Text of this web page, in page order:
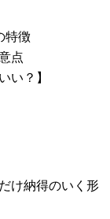
特徴
点
い？】
け納得のいく形